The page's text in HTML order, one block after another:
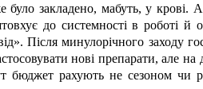
закладено, мабуть, у крові.
до системності в роботі й
Після минулорічного заходу
нові препарати, але
бюджет рахують не сезоном чи